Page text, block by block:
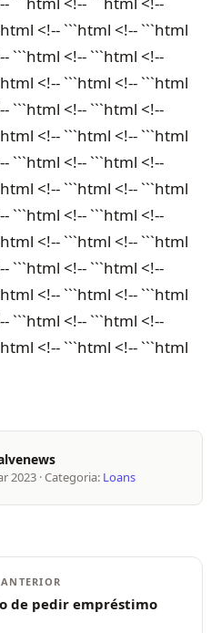
<!-- ```html <!-- ```html
```html <!-- ```html <!--
<!-- ```html <!-- ```html
```html <!-- ```html <!--
<!-- ```html <!-- ```html
```html <!-- ```html <!--
<!-- ```html <!-- ```html
```html <!-- ```html <!--
<!-- ```html <!-- ```html
```html <!-- ```html <!--
<!-- ```html <!-- ```html
```html <!-- ```html <!--
<!-- ```html <!-- ```html
2023 · Categoria: Loans
de pedir empréstimo